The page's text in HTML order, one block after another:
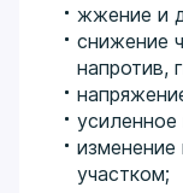
жжение и
снижение
напротив,
усиленное
участком;